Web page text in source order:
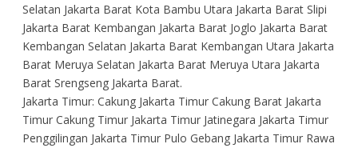
Selatan Jakarta Barat Kota Bambu Utara Jakarta Barat Slipi
Jakarta Barat Kembangan Jakarta Barat Joglo Jakarta Barat
Kembangan Selatan Jakarta Barat Kembangan Utara Jakarta
Barat Meruya Selatan Jakarta Barat Meruya Utara Jakarta
Barat Srengseng Jakarta Barat.
Jakarta Timur: Cakung Jakarta Timur Cakung Barat Jakarta
Timur Cakung Timur Jakarta Timur Jatinegara Jakarta Timur
Penggilingan Jakarta Timur Pulo Gebang Jakarta Timur Rawa